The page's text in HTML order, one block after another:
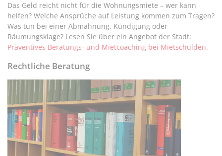
Das Geld reicht nicht für die Wohnungsmiete – wer kann
helfen? Welche Ansprüche auf Leistung kommen zum Tragen?
Was tun bei einer Abmahnung, Kündigung oder
Räumungsklage? Lesen Sie über ein Angebot der Stadt:
Präventives Beratungs- und Mietcoaching bei Mietschulden.
Rechtliche Beratung